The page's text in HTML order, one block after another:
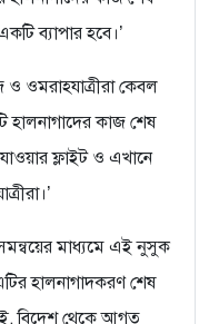
ব্যাপার হবে।’
ওমরাহযাত্রীরা কেবল
হালনাগাদের কাজ শেষ
ফ্লাইট ও এখানে
সমন্বয়ের মাধ্যমে এই নুসুক
হালনাগাদকরণ শেষ
বিদেশ থেকে আগত